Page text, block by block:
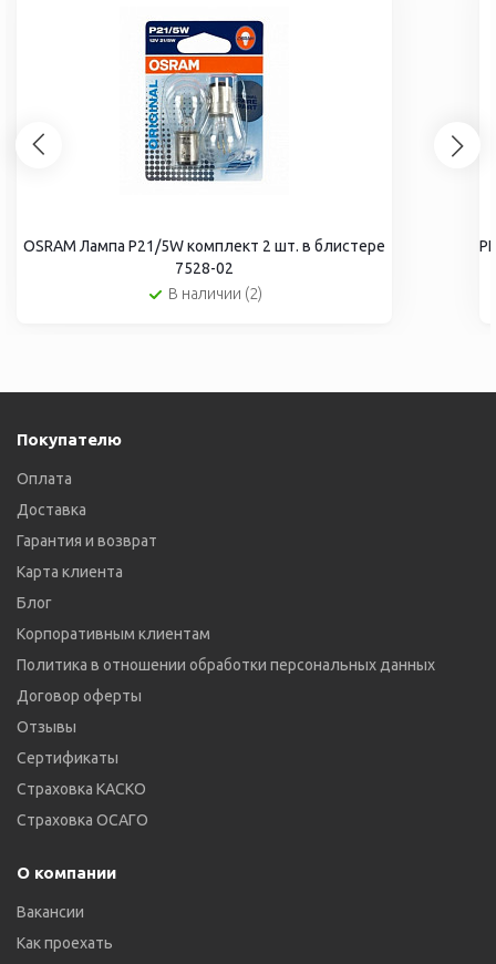
OSRAM Лампа P21/5W комплект 2 шт. в блистере
7528-02
В наличии (2)
Покупателю
Оплата
Доставка
Гарантия и возврат
Карта клиента
Блог
Корпоративным клиентам
Политика в отношении обработки персональных данных
Договор оферты
Отзывы
Сертификаты
Страховка КАСКО
Страховка ОСАГО
О компании
Вакансии
Как проехать